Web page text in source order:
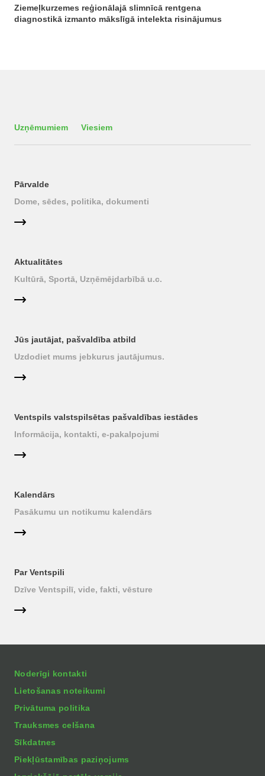
Ziemeļkurzemes reģionālajā slimnīcā rentgena
diagnostikā izmanto mākslīgā intelekta risinājumus
Uzņēmumiem Viesiem
Pārvalde
Dome, sēdes, politika, dokumenti
Aktualitātes
Kultūrā, Sportā, Uzņēmējdarbībā u.c.
Jūs jautājat, pašvaldība atbild
Uzdodiet mums jebkurus jautājumus.
Ventspils valstspilsētas pašvaldības iestādes
Informācija, kontakti, e-pakalpojumi
Kalendārs
Pasākumu un notikumu kalendārs
Par Ventspili
Dzīve Ventspilī, vide, fakti, vēsture
Noderīgi kontakti
Lietošanas noteikumi
Privātuma politika
Trauksmes celšana
Sīkdatnes
Piekļūstamības paziņojums